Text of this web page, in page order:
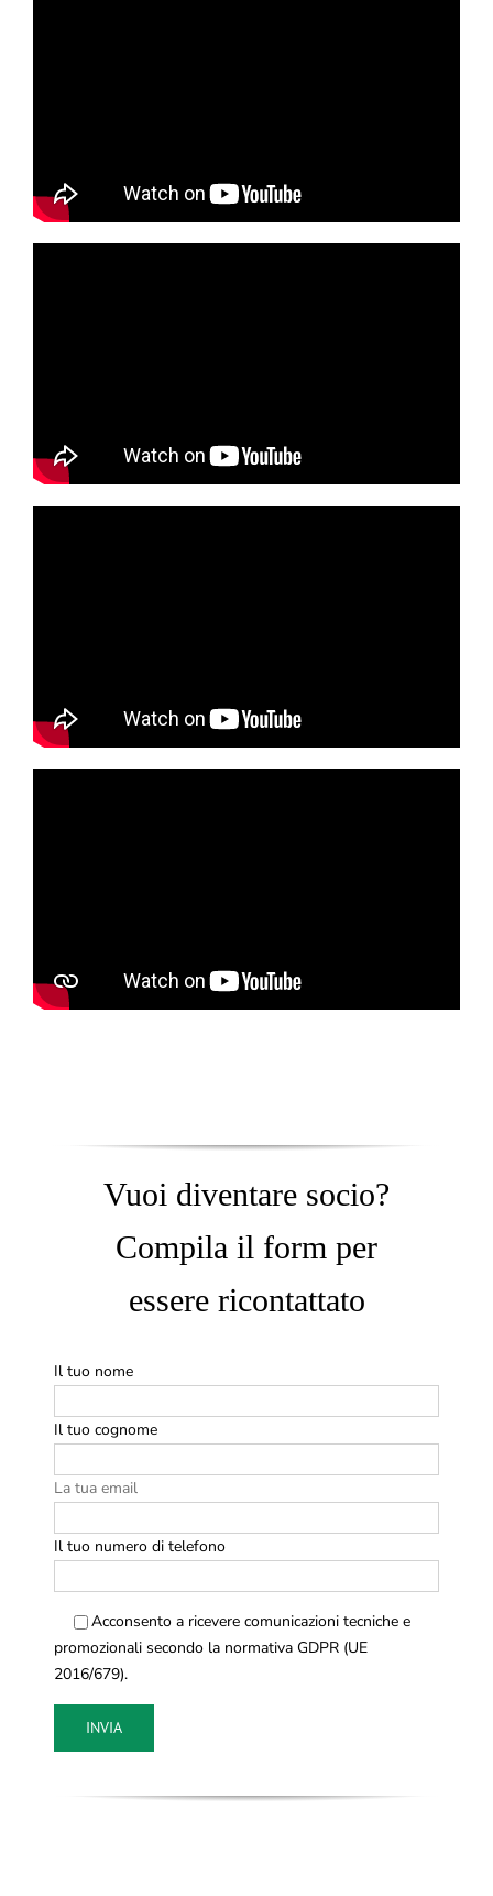
Vuoi diventare socio?
Compila il form per
essere ricontattato
Il tuo nome
Il tuo cognome
La tua email
Il tuo numero di telefono
Acconsento a ricevere comunicazioni tecniche e
promozionali secondo la normativa GDPR (UE
2016/679).